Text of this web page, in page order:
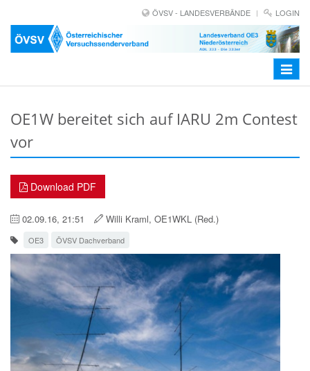
ÖVSV - LANDESVERBÄNDE LOGIN
Toggle
OE1W bereitet sich auf IARU 2m Contest
vor
Download PDF
02.09.16, 21:51 Willi Kraml, OE1WKL (Red.)
OE3 ÖVSV Dachverband